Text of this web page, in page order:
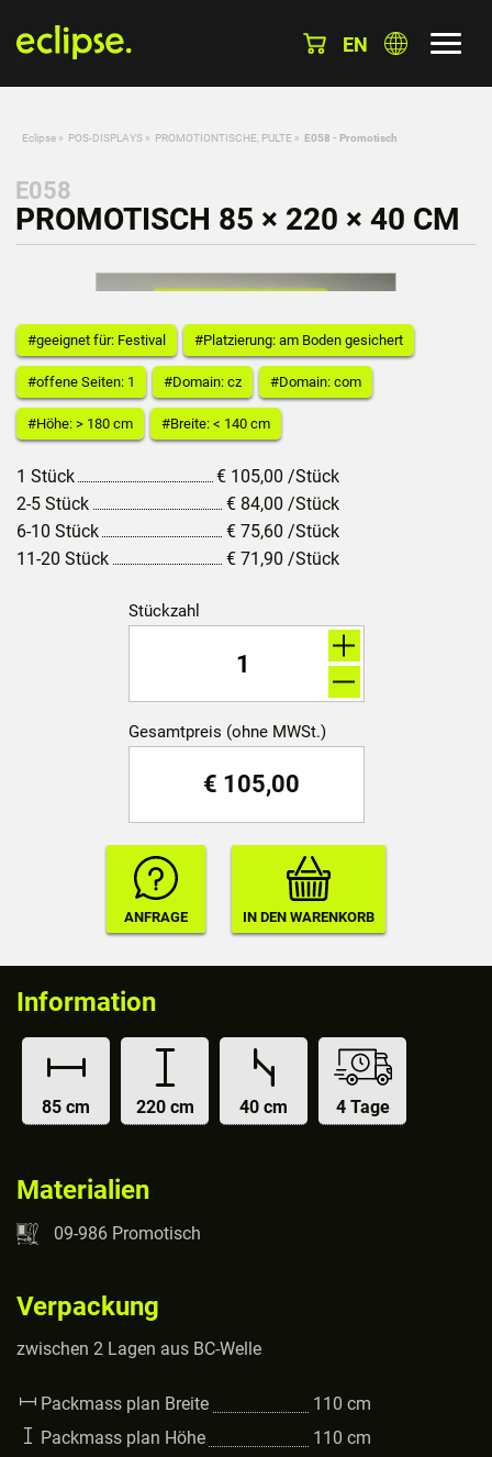
EN
Eclipse » POS-DISPLAYS » PROMOTIONTISCHE, PULTE » E058 - Promotisch
E058
PROMOTISCH 85 × 220 × 40 CM
#geeignet für: Festival #Platzierung: am Boden gesichert
#offene Seiten: 1 #Domain: cz #Domain: com
#Höhe: > 180 cm #Breite: < 140 cm
1 Stück € 105,00 /Stück
2-5 Stück
€ 84,00 /Stück
6-10 Stück
€ 75,60 /Stück
11-20 Stück
€ 71,90 /Stück
Stückzahl
Gesamtpreis (ohne MWSt.)
€ 105,00
Information
85 cm 220 cm 40 cm 4 Tage
Materialien
09-986 Promotisch
Verpackung
zwischen 2 Lagen aus BC-Welle
Packmass plan Breite 110 cm
Packmass plan Höhe
110 cm